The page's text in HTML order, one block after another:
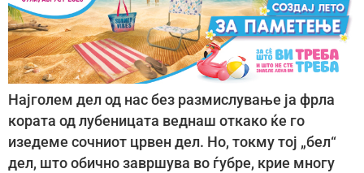
Најголем дел од нас без размислување ја фрла
кората од лубеницата веднаш откако ќе го
изедеме сочниот црвен дел. Но, токму тој „бел“
дел, што обично завршува во ѓубре, крие многу